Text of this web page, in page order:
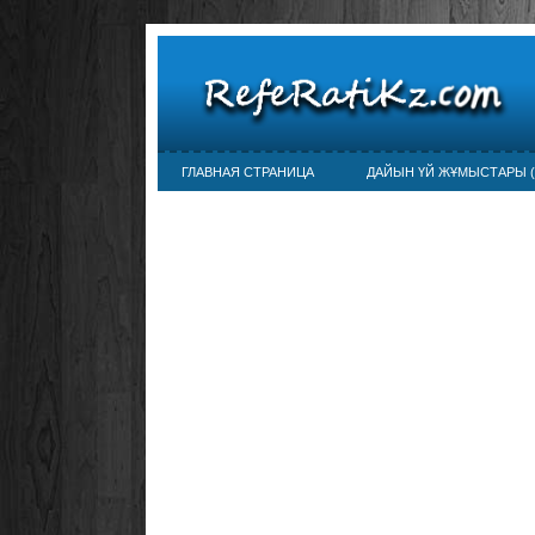
ГЛАВНАЯ СТРАНИЦА ДАЙЫН ҮЙ ЖҰМЫСТАРЫ